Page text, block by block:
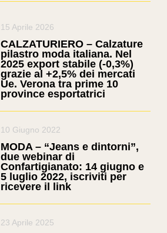
15 Aprile 2026
CALZATURIERO – Calzature
pilastro moda italiana. Nel
2025 export stabile (-0,3%)
grazie al +2,5% dei mercati
Ue. Verona tra prime 10
province esportatrici
10 Giugno 2022
MODA – “Jeans e dintorni”,
due webinar di
Confartigianato: 14 giugno e
5 luglio 2022, iscriviti per
ricevere il link
23 Aprile 2025